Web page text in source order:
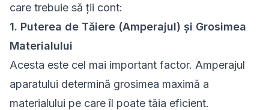
care trebuie să ții cont:
1. Puterea de Tăiere (Amperajul) și Grosimea
Materialului
Acesta este cel mai important factor. Amperajul
aparatului determină grosimea maximă a
materialului pe care îl poate tăia eficient.